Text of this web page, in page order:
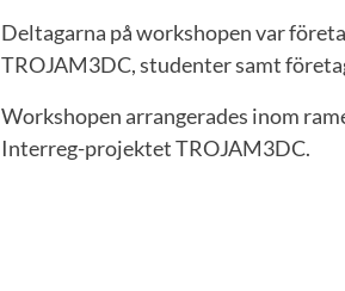
Deltagarna på workshopen var
TROJAM3DC, studenter samt
Workshopen arrangerades inom
Interreg-projektet TROJAM3DC.